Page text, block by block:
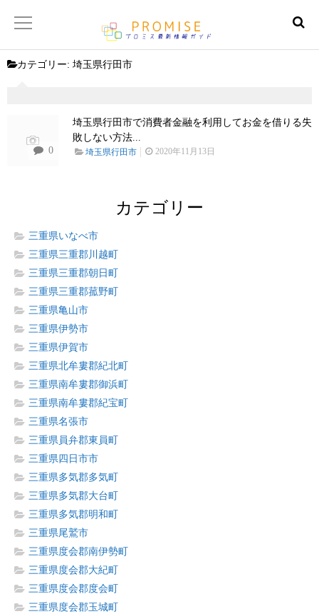
【サイトマップ】
カテゴリー: 埼玉県行田市
0
埼玉県行田市で消費者金融を利用してお金を借りる失
敗しない方法...
埼玉県行田市 2020年11月13日
カテゴリー
三重県いなべ市
三重県三重郡川越町
三重県三重郡朝日町
三重県三重郡菰野町
三重県亀山市
三重県伊勢市
三重県伊賀市
三重県北牟婁郡紀北町
三重県南牟婁郡御浜町
三重県南牟婁郡紀宝町
三重県名張市
三重県員弁郡東員町
三重県四日市市
三重県多気郡多気町
三重県多気郡大台町
三重県多気郡明和町
三重県尾鷲市
三重県度会郡南伊勢町
三重県度会郡大紀町
三重県度会郡度会町
三重県度会郡玉城町